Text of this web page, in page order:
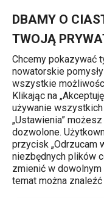
DBAMY O
TWOJĄ
Chcemy pokazywać
nowatorskie
wszystkie
Klikając na
używanie
„Ustawienia”
dozwolone.
przycisk „Odrzucam
niezbędnych plików
zmienić w dowolnym
temat można
Akcesoria do
Zestawy
Zintegrowane
z wysokiej jakości
wielkość zestawu,